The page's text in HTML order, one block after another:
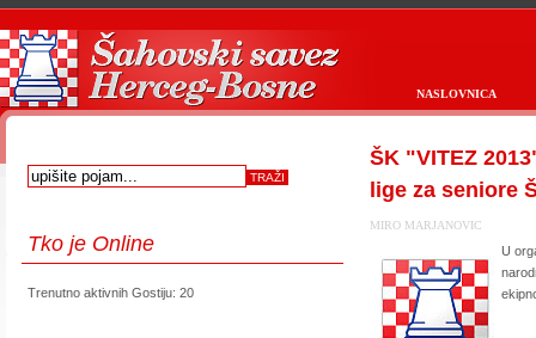
NASLOVNICA
Tko je Online
Trenutno aktivnih Gostiju: 20
ŠK "VITEZ
lige za seniore
MIRO MARJANOVIC
U